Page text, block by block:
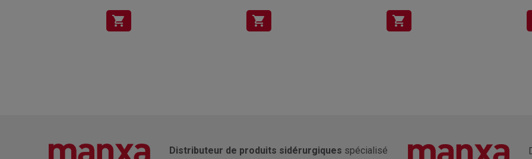
shopping_cart shopping_cart shopping_cart
Distributeur de produits sidérurgiques spécialisé